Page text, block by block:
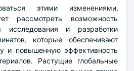
этими изменениями,
рассмотреть возможность
исследования и разработки
которые обеспечивают
и повышенную эффективность
Растущие глобальные